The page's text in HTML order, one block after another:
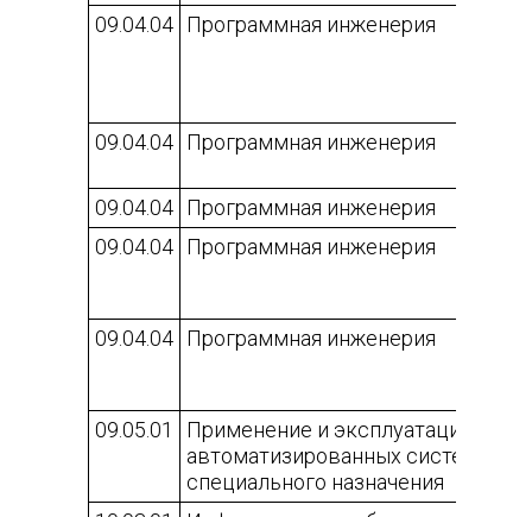
09.04.04 Программная инженерия
09.04.04 Программная инженерия
09.04.04 Программная инженерия
09.04.04 Программная инженерия
09.04.04 Программная инженерия
09.05.01
Применение и эксплуатация
автоматизированных систем
специального назначения